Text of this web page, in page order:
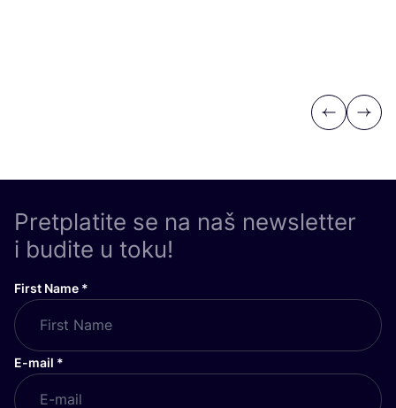
Previous
Next
Pretplatite se na naš newsletter
i budite u toku!
First Name *
E-mail *